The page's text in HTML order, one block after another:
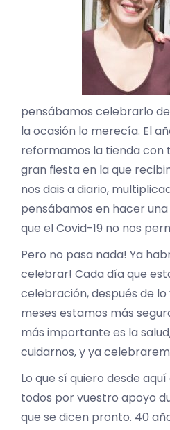
pensábamos celebrarlo
la ocasión lo merecía. El
reformamos la tienda con
gran fiesta en la que
nos dais a diario,
pensábamos en hacer
que el Covid-19 no nos
Pero no pasa nada! Ya
celebrar! Cada día que
celebración, después de
meses estamos más
más importante es la
cuidarnos, y ya
Lo que sí quiero desde
todos por vuestro apoyo
que se dicen pronto. 40